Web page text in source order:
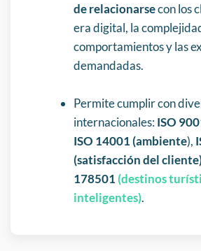
de relacionarsecon los
era digital, la
comportamientos y las
demandadas.
Permite cumplir con
internacionales: ISO
ISO 14001 (ambiente),
(satisfacción del
178501 (destinos
inteligentes).